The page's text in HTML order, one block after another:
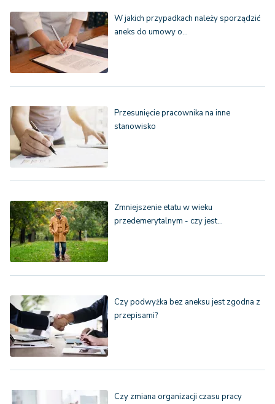
W jakich przypadkach należy sporządzić
aneks do umowy o…
Przesunięcie pracownika na inne
stanowisko
Zmniejszenie etatu w wieku
przedemerytalnym - czy jest…
Czy podwyżka bez aneksu jest zgodna z
przepisami?
Czy zmiana organizacji czasu pracy